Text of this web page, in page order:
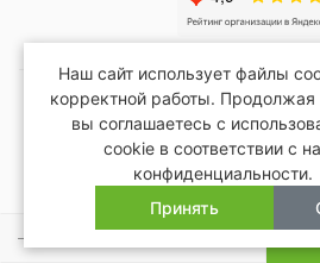
2026 ©
Наш сайт использует файлы
корректной работы. Продолжая
вы соглашаетесь с
cookie в соответствии с
конфиденциальности.
Принять